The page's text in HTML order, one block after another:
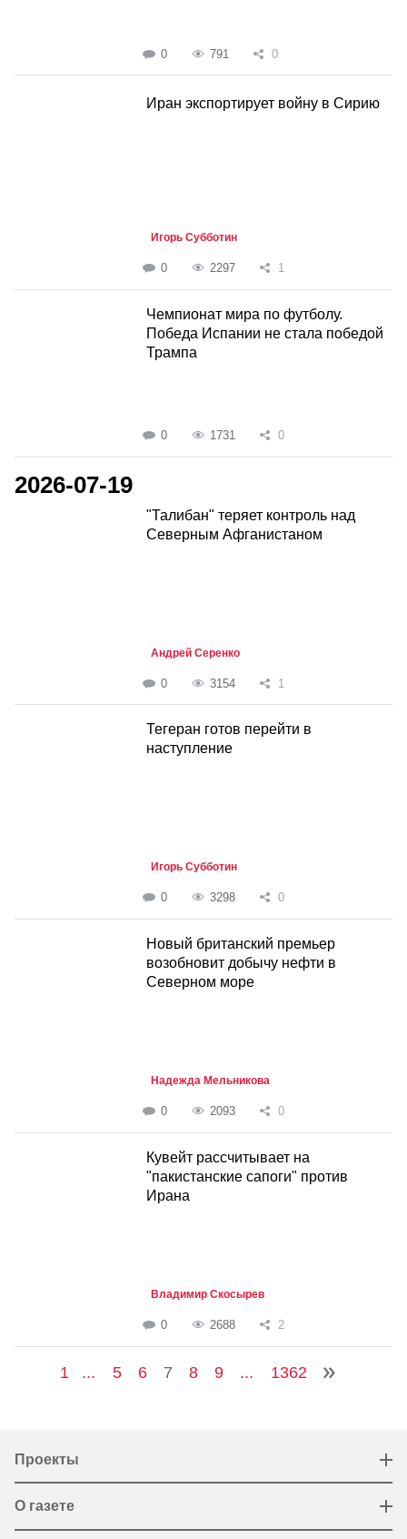
0 791 0
Иран экспортирует войну в Сирию
Игорь Субботин
0 2297 1
Чемпионат мира по футболу.
Победа Испании не стала победой
Трампа
0 1731 0
2026-07-19
"Талибан" теряет контроль над
Северным Афганистаном
Андрей Серенко
0 3154 1
Тегеран готов перейти в
наступление
Игорь Субботин
0 3298 0
Новый британский премьер
возобновит добычу нефти в
Северном море
Надежда Мельникова
0 2093 0
Кувейт рассчитывает на
"пакистанские сапоги" против
Ирана
Владимир Скосырев
0 2688 2
1 ... 5 6 7 8 9 ... 1362
Проекты
О газете